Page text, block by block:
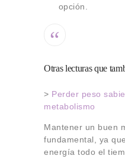
opción.
Otras lecturas que
> Perder peso
metabolismo
Mantener un buen
fundamental, ya
energía todo el